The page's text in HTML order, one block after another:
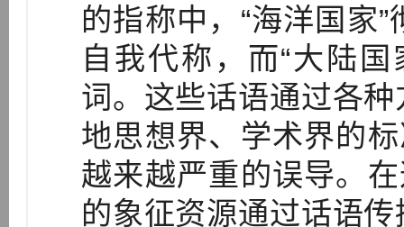
的指称中，“海洋国家
自我代称，而“大陆
词。这些话语通过各
地思想界、学术界的
越来越严重的误导。
的象征资源通过话语